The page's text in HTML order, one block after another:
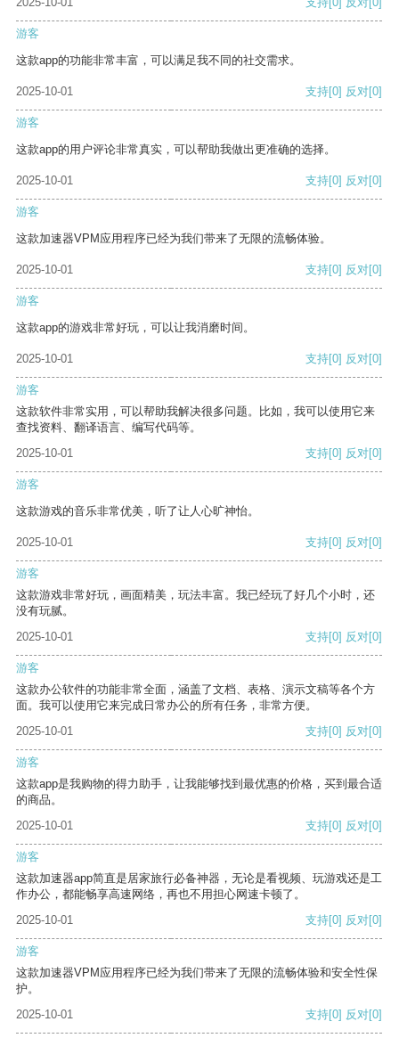
游客
这款app的功能非常丰富，可以满足我不同的社交需求。
2025-10-01 支持[0] 反对[0]
游客
这款app的用户评论非常真实，可以帮助我做出更准确的选择。
2025-10-01 支持[0] 反对[0]
游客
这款加速器VPM应用程序已经为我们带来了无限的流畅体验。
2025-10-01 支持[0] 反对[0]
游客
这款app的游戏非常好玩，可以让我消磨时间。
2025-10-01 支持[0] 反对[0]
游客
这款软件非常实用，可以帮助我解决很多问题。比如，我可以使用它来
查找资料、翻译语言、编写代码等。
2025-10-01
支持[0] 反对[0]
游客
这款游戏的音乐非常优美，听了让人心旷神怡。
2025-10-01 支持[0] 反对[0]
游客
这款游戏非常好玩，画面精美，玩法丰富。我已经玩了好几个小时，还
没有玩腻。
2025-10-01
支持[0] 反对[0]
游客
这款办公软件的功能非常全面，涵盖了文档、表格、演示文稿等各个方
面。我可以使用它来完成日常办公的所有任务，非常方便。
2025-10-01
支持[0] 反对[0]
游客
这款app是我购物的得力助手，让我能够找到最优惠的价格，买到最合适
的商品。
2025-10-01
支持[0] 反对[0]
游客
这款加速器app简直是居家旅行必备神器，无论是看视频、玩游戏还是工
作办公，都能畅享高速网络，再也不用担心网速卡顿了。
2025-10-01
支持[0] 反对[0]
游客
这款加速器VPM应用程序已经为我们带来了无限的流畅体验和安全性保
护。
2025-10-01
支持[0] 反对[0]